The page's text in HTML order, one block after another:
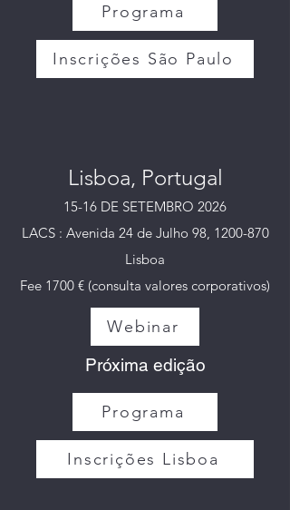
Programa
Inscrições São Paulo
Lisboa, Portugal
15-16 DE SETEMBRO 2026
LACS : Avenida 24 de Julho 98, 1200-870
Lisboa
Fee 1700 € (consulta valores corporativos)
Webinar
Próxima edição
Programa
Inscrições Lisboa